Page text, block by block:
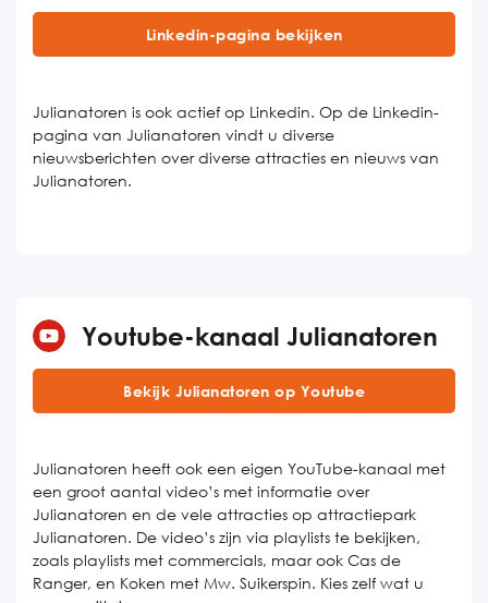
Linkedin-pagina bekijken
Julianatoren is ook actief op Linkedin. Op de Linkedin-
pagina van Julianatoren vindt u diverse
nieuwsberichten over diverse attracties en nieuws van
Julianatoren.
Youtube-kanaal Julianatoren
Bekijk Julianatoren op Youtube
Julianatoren heeft ook een eigen YouTube-kanaal met
een groot aantal video’s met informatie over
Julianatoren en de vele attracties op attractiepark
Julianatoren. De video’s zijn via playlists te bekijken,
zoals playlists met commercials, maar ook Cas de
Ranger, en Koken met Mw. Suikerspin. Kies zelf wat u